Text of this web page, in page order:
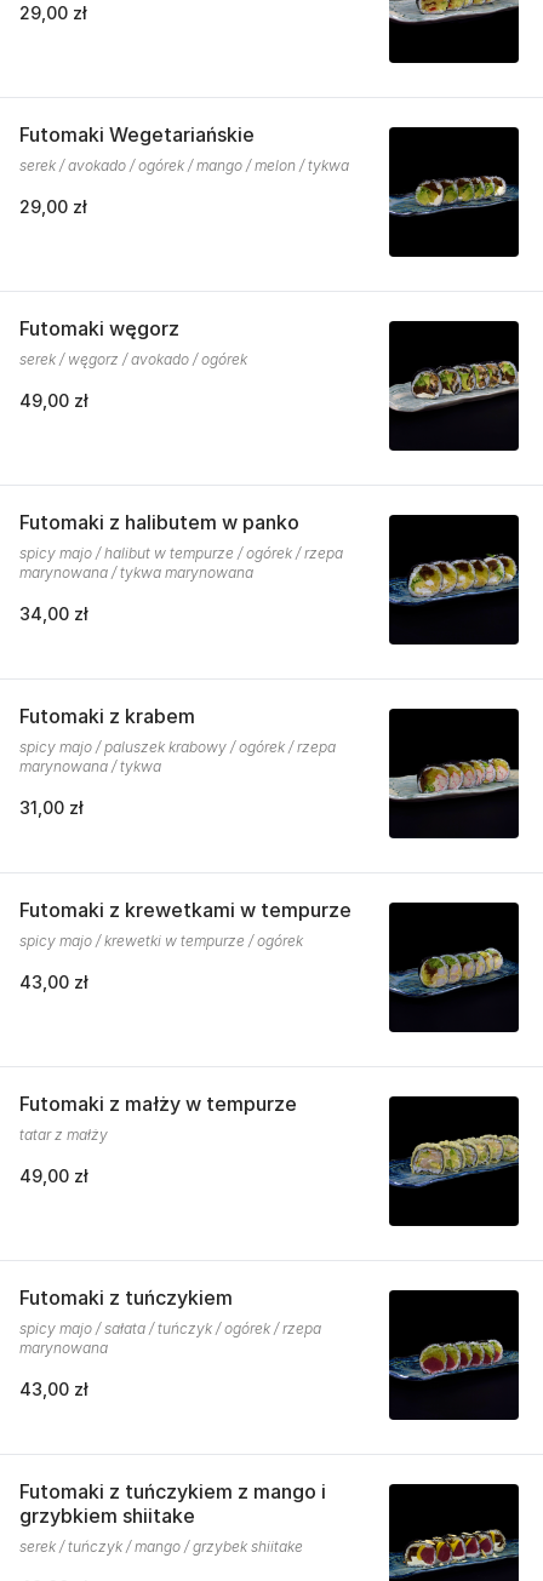
29,00 zł
Futomaki Wegetariańskie
serek / avokado / ogórek / mango / melon / tykwa
29,00 zł
Futomaki węgorz
serek / węgorz / avokado / ogórek
49,00 zł
Futomaki z halibutem w panko
spicy majo / halibut w tempurze / ogórek / rzepa
marynowana / tykwa marynowana
34,00 zł
Futomaki z krabem
spicy majo / paluszek krabowy / ogórek / rzepa
marynowana / tykwa
31,00 zł
Futomaki z krewetkami w tempurze
spicy majo / krewetki w tempurze / ogórek
43,00 zł
Futomaki z małży w tempurze
tatar z małży
49,00 zł
Futomaki z tuńczykiem
spicy majo / sałata / tuńczyk / ogórek / rzepa
marynowana
43,00 zł
Futomaki z tuńczykiem z mango i
grzybkiem shiitake
serek / tuńczyk / mango / grzybek shiitake